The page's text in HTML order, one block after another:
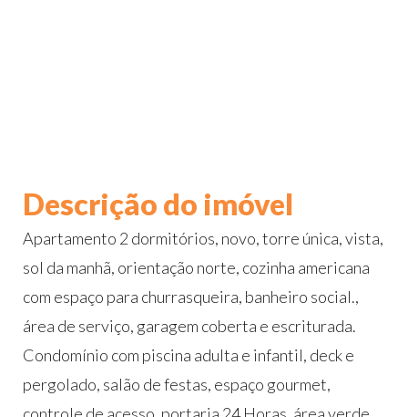
Descrição do imóvel
Apartamento 2 dormitórios, novo, torre única, vista,
sol da manhã, orientação norte, cozinha americana
com espaço para churrasqueira, banheiro social.,
área de serviço, garagem coberta e escriturada.
Condomínio com piscina adulta e infantil, deck e
pergolado, salão de festas, espaço gourmet,